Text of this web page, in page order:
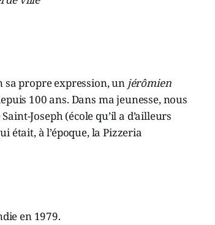
sa propre expression, un jérômien
100 ans. Dans ma jeunesse, nous
Joseph (école qu’il a d’ailleurs
était, à l’époque, la Pizzeria
en 1979.